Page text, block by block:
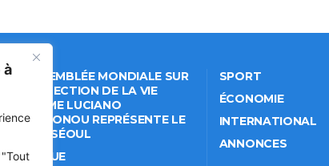
à
47ᵉ ASSEMBLÉE MONDIALE SUR
LA PROTECTION DE LA VIE
PRIVÉE: ME LUCIANO
HOUNKPONOU REPRÉSENTE LE
BÉNIN À SÉOUL
POLITIQUE
SPORT
ÉCONOMIE
INTERNATIONAL
ANNONCES